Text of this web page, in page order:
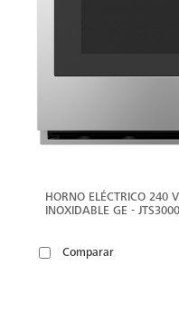
HORNO ELÉCTRICO 240
INOXIDABLE GE -
Comparar